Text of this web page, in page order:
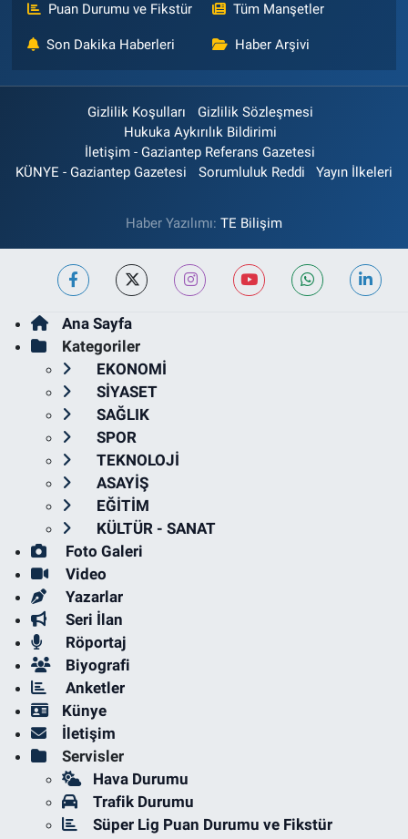
Puan Durumu ve Fikstür Tüm Manşetler
Son Dakika Haberleri Haber Arşivi
Gizlilik Koşulları
Gizlilik Sözleşmesi
Hukuka Aykırılık Bildirimi
İletişim - Gaziantep Referans Gazetesi
KÜNYE - Gaziantep Gazetesi
Sorumluluk Reddi Yayın İlkeleri
Haber Yazılımı: TE Bilişim
Ana Sayfa
Kategoriler
EKONOMİ
SİYASET
SAĞLIK
SPOR
TEKNOLOJİ
ASAYİŞ
EĞİTİM
KÜLTÜR - SANAT
Foto Galeri
Video
Yazarlar
Seri İlan
Röportaj
Biyografi
Anketler
Künye
İletişim
Servisler
Hava Durumu
Trafik Durumu
Süper Lig Puan Durumu ve Fikstür